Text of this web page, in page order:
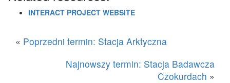
INTERACT PROJECT WEBSITE
« Poprzedni termin: Stacja Arktyczna
Najnowszy termin: Stacja Badawcza
Czokurdach »